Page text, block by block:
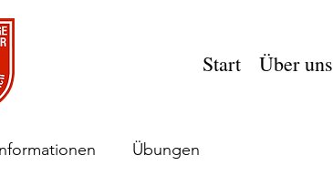
Start Über uns
Übungen